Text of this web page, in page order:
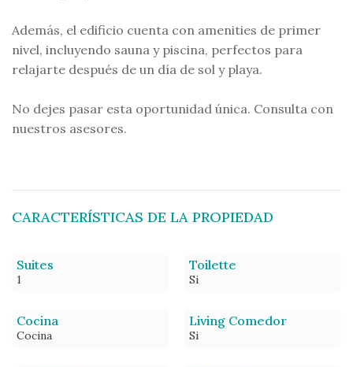
Además, el edificio cuenta con amenities de primer
nivel, incluyendo sauna y piscina, perfectos para
relajarte después de un día de sol y playa.
No dejes pasar esta oportunidad única. Consulta con
nuestros asesores.
CARACTERÍSTICAS DE LA PROPIEDAD
Suites
1
Toilette
Si
Cocina
Cocina
Living Comedor
Si